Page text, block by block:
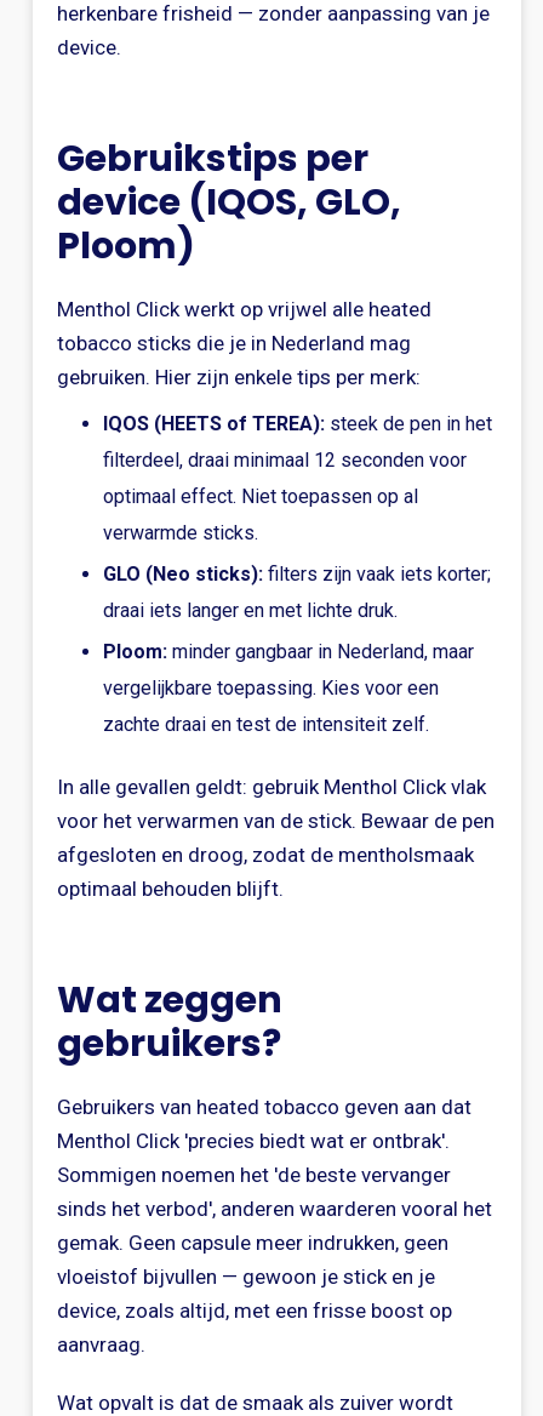
herkenbare frisheid — zonder aanpassing van je
device.
Gebruikstips per
device (IQOS, GLO,
Ploom)
Menthol Click werkt op vrijwel alle heated
tobacco sticks die je in Nederland mag
gebruiken. Hier zijn enkele tips per merk:
IQOS (HEETS of TEREA):steek de pen in het
filterdeel, draai minimaal 12 seconden voor
optimaal effect. Niet toepassen op al
verwarmde sticks.
GLO (Neo sticks):filters zijn vaak iets korter;
draai iets langer en met lichte druk.
Ploom:minder gangbaar in Nederland, maar
vergelijkbare toepassing. Kies voor een
zachte draai en test de intensiteit zelf.
In alle gevallen geldt: gebruik Menthol Click vlak
voor het verwarmen van de stick. Bewaar de pen
afgesloten en droog, zodat de mentholsmaak
optimaal behouden blijft.
Wat zeggen
gebruikers?
Gebruikers van heated tobacco geven aan dat
Menthol Click 'precies biedt wat er ontbrak'.
Sommigen noemen het 'de beste vervanger
sinds het verbod', anderen waarderen vooral het
gemak. Geen capsule meer indrukken, geen
vloeistof bijvullen — gewoon je stick en je
device, zoals altijd, met een frisse boost op
aanvraag.
Wat opvalt is dat de smaak als zuiver wordt